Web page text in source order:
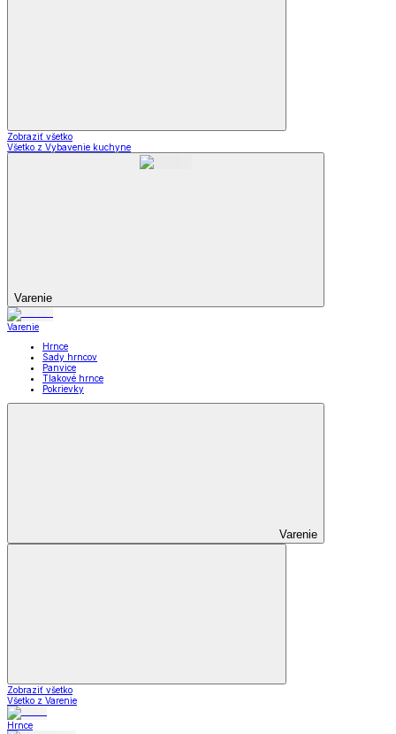
Zobraziť všetko
Všetko z Vybavenie kuchyne
Varenie
Varenie
Hrnce
Sady hrncov
Panvice
Tlakové hrnce
Pokrievky
Varenie
Zobraziť všetko
Všetko z Varenie
Hrnce